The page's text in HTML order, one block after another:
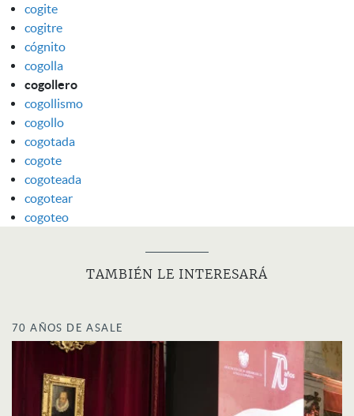
cogite
cogitre
cógnito
cogolla
cogollero
cogollismo
cogollo
cogotada
cogote
cogoteada
cogotear
cogoteo
TAMBIÉN LE INTERESARÁ
70 AÑOS DE ASALE